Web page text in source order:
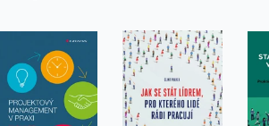
Funkční Nezařazené soubory
účtu. Webové stránky nelze bez nezbytně nutných